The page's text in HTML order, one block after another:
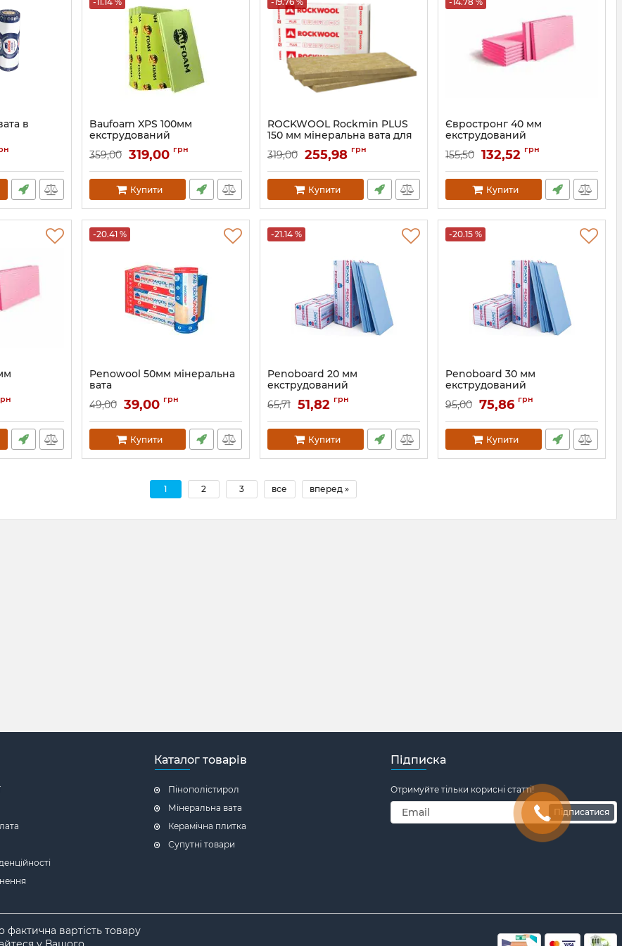
в
Baufoam XPS 100мм
екструдований
359,00 319,00 грн
Купити
ROCKWOOL Rockmin PLUS
150 мм мінеральна вата для
Артикул: 063
319,00 255,98 грн
Купити
Євростронг 40 мм
екструдований
пінополістирол
Артикул: 193
155,50 132,52 грн
Купити
-20.41 %
Penowool 50мм мінеральна
вата
Артикул: 131
49,00 39,00 грн
Купити
-21.14 %
Penoboard 20 мм
екструдований
пінополістирол
Артикул: 041
65,71 51,82 грн
Купити
-20.15 %
Penoboard 30 мм
екструдований
пінополістирол
Артикул: 042
95,00 75,86 грн
Купити
1 2 3 все вперед »
Каталог товарів
Пінополістирол
Мінеральна вата
Керамічна плитка
Супутні товари
Підписка
Отримуйте тільки корисні статті!
Підписатися
вартість товару